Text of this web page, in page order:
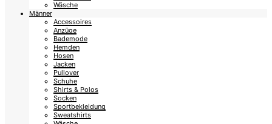
Wäsche
Männer
Accessoires
Anzüge
Bademode
Hemden
Hosen
Jacken
Pullover
Schuhe
Shirts & Polos
Socken
Sportbekleidung
Sweatshirts